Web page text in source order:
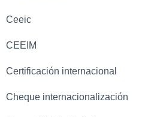
Ceeic
CEEIM
Certificación internacional
Cheque internacionalización